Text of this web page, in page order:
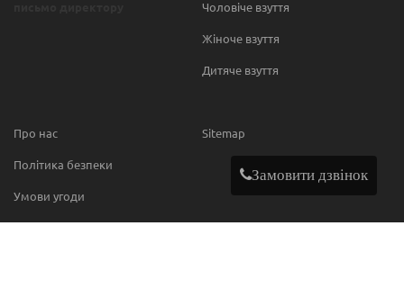
Чоловіче взуття
Жіноче взуття
Дитяче взуття
Про нас
Політика безпеки
Умови угоди
Sitemap
Замовити дзвінок